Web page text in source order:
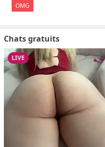
OMG
Chats gratuits